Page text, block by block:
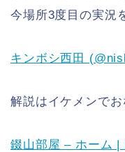
今場所3度目の実況
キンボシ西田
解説はイケメンでお
錣山部屋 – ホーム |